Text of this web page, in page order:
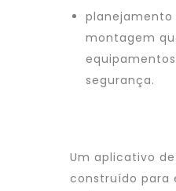
planejamento
montagem
segurança.
Um aplicativo
construído para